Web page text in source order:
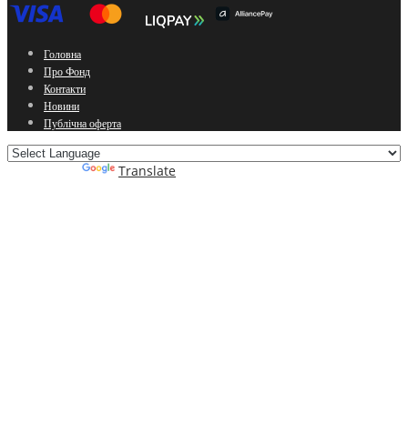
Головна
Про Фонд
Контакти
Новини
Публічна оферта
Translate